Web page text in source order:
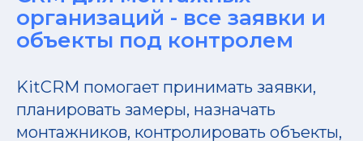
организаций - все заявки и
объекты под контролем
KitCRM помогает принимать заявки,
планировать замеры, назначать
монтажников, контролировать объекты,